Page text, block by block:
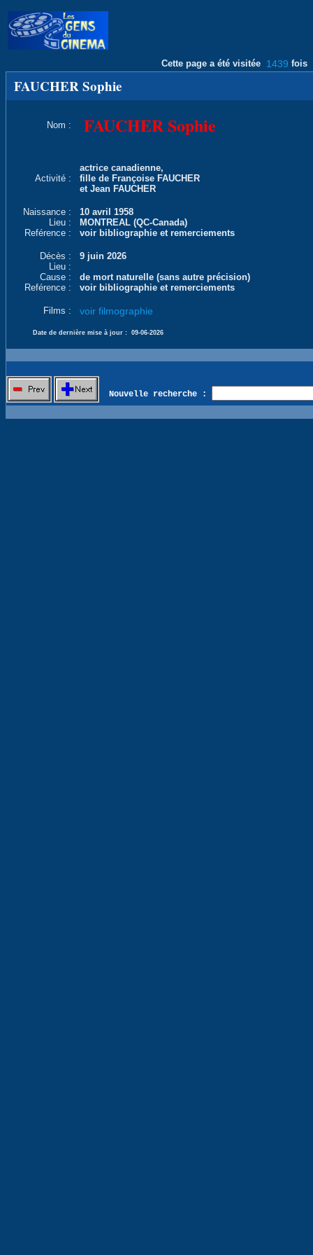
Cette page a été visitée 1439 fois
FAUCHER Sophie
Nom : FAUCHER Sophie
Activité :
actrice canadienne,
fille de Françoise FAUCHER
et Jean FAUCHER
Naissance :
10 avril 1958
Lieu :
MONTREAL (QC-Canada)
Reférence :
voir bibliographie et remerciements
Décès :
9 juin 2026
Lieu :
Cause :
de mort naturelle (sans autre précision)
Reférence :
voir bibliographie et remerciements
Films : voir filmographie
Date de dernière mise à jour : 09-06-2026
Nouvelle recherche :